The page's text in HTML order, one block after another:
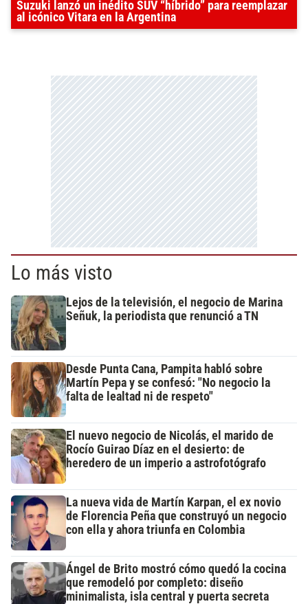
Suzuki lanzó un inédito SUV “híbrido” para reemplazar
al icónico Vitara en la Argentina
Lo más visto
Lejos de la televisión, el negocio de Marina
Señuk, la periodista que renunció a TN
Desde Punta Cana, Pampita habló sobre
Martín Pepa y se confesó: "No negocio la
falta de lealtad ni de respeto"
El nuevo negocio de Nicolás, el marido de
Rocío Guirao Díaz en el desierto: de
heredero de un imperio a astrofotógrafo
La nueva vida de Martín Karpan, el ex novio
de Florencia Peña que construyó un negocio
con ella y ahora triunfa en Colombia
Ángel de Brito mostró cómo quedó la cocina
que remodeló por completo: diseño
minimalista, isla central y puerta secreta